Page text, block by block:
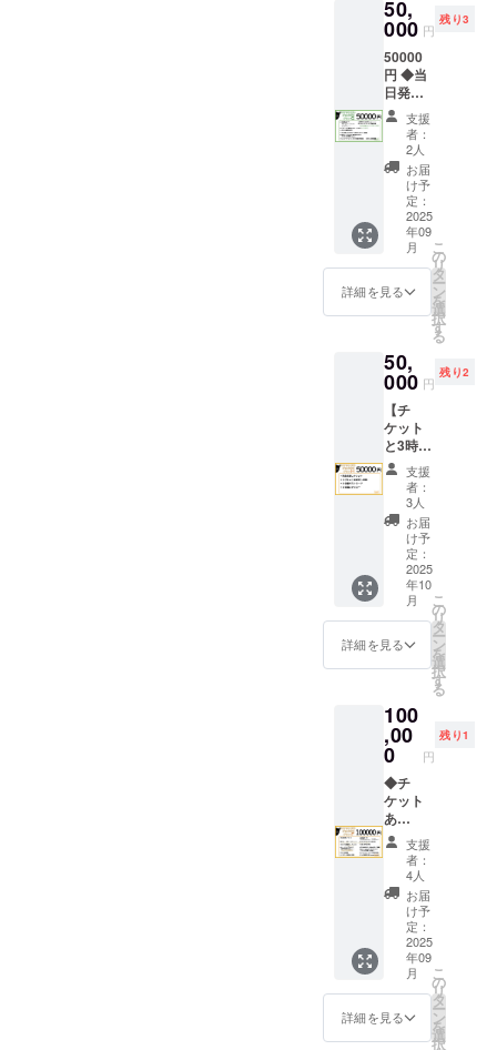
れるラ
イブ動
画 ※
データ
にて
メール
で送付
※セトリ
メール
にて支
援者様
と相談
※有効期
限2025
年10月5
2025年
12月31
シャツ
（白予
定） ※
サイズ
プルダ
ウンよ
り指定
下さ
い。
※L.XL.X
XL.XXX
L ◆ 大
きい実
写のぼ
り /18
00mm×
600mm
リ決め
れるラ
イブ動
画 ※
データ
をメー
ルにて
送付 ※
セトリ
をメー
ルにて
支援者
様と相
談 ※有
効期限
10月5日
から
日まで
・ホー
リーマ
ウンテ
ンとメ
タバ
リィ
両会場
チケッ
ト ・日
時：
2025年
10月4日
（土曜
日） ・
場所：
META
VALLE
時：
2025年
10月4日
（土曜
日） ・
場所：
Yogibo
META
VALLE
Y メ
タ・
ヴァ
リィ
AND
ホー
リーマ
ウンテ
費や滞
在費：
支援者
様の交
通費や
滞在費
は各自
でご負
担くだ
さい。
3時間リ
クエス
ト撮影
・有効
期限：
2026年
8月末ま
で ※支
整 ・場
所：※支
援者と
日程調
整 (遠方
の場
合、同
行ス
タッフ
とみる
かみる
の分の
交通費
負担願
いま
す。）
・支援
者様の
50,
000 円
残り3
50000
円 ◆当
日発売
CD ※収
録曲3曲
予定 ◆
クラ
ファン
限定ア
ナザー
ジャ
ケット
サイン
入り ◆
クラ
ファン
イン入
りブロ
マイ
ド L
版サイ
ズ ◆ 実
写ミニ
のぼり
（お名
前とサ
イン入
り） /
210㎜
×70㎜
◆バッ
クド
ロップ
間:2025
.10.4よ
り み
るかみ
るが存
在する
かぎり
掲載:文
字のみ
◆クラ
ファン
限定カ
ラーT
シャツ
（ミン
トグ
リーン
予定）
支援
者：
2人
お届
け予
定：
2025
年09
月
詳細を見る
こ
の
リ
タ
ー
ン
を
選
択
す
る
50,
000 円
残り2
【チ
ケット
と3時間
リクエ
スト撮
影】 両
会場チ
ケット
5000円
分両会
場ドリ
ンク代
別途 ・
両会場
会場チ
ケット
時：
2025年
10月4日
（土曜
日） ・
場所：
Yogibo
META
VALLE
Y メ
タ・
ヴァ
リィ
AND
ホー
リーマ
ウンテ
ン ・支
援者様
支援
者：
3人
お届
け予
定：
2025
年10
月
詳細を見る
こ
の
リ
タ
ー
ン
を
選
択
す
る
100
,00
0 円
残り1
◆チ
ケット
あ
り！！
すべ
てセッ
ト
100000
円 ◆両
会場通
しチ
ケット
◆当日
発売CD
※収録曲
支援
者：
4人
お届
け予
定：
2025
年09
月
詳細を見る
こ
の
リ
タ
ー
ン
を
選
択